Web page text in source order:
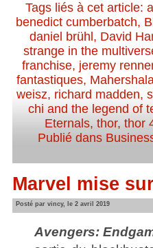
Tags liés à cet article:
benedict cumberbatch,
daniel brühl , David
strange in the
franchise, jeremy
fantastiques,
weisz, richard madden,
chi and the legend of
Eternals, thor, thor
Publié dans
Marvel mise
Posté par vincy, le 2 avril 2019
Avengers: